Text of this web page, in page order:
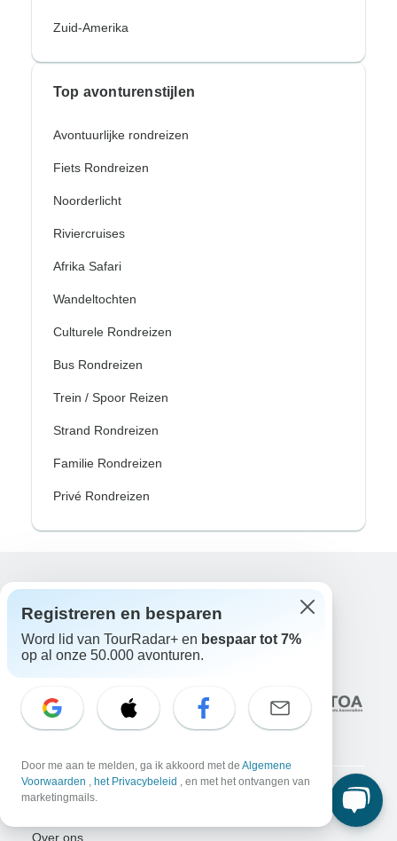
Zuid-Amerika
Top avonturenstijlen
Avontuurlijke rondreizen
Fiets Rondreizen
Noorderlicht
Riviercruises
Afrika Safari
Wandeltochten
Culturele Rondreizen
Bus Rondreizen
Trein / Spoor Reizen
Strand Rondreizen
Familie Rondreizen
Privé Rondreizen
10.000+reviews op
Geassocieerd met
Over ons
Registreren en besparen
Word lid van TourRadar+ en bespaar tot 7%
op al onze 50.000 avonturen.
Door me aan te melden, ga ik akkoord met de Algemene
Voorwaarden , het Privacybeleid , en met het ontvangen van
marketingmails.